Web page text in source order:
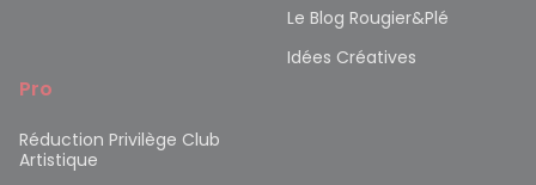
Le Blog Rougier&Plé
Idées Créatives
Pro
Réduction Privilège Club
Artistique